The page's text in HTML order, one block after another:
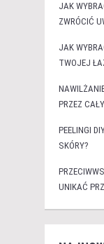
JAK
ZWRÓCIĆ
JAK
TWOJEJ
PRZEZ
PEELINGI
SKÓRY?
UNIKAĆ